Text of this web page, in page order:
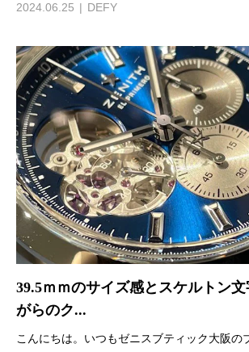
2024.06.25 DEFY
39.5ｍｍのサイズ感とスケルトン
がらのク...
こんにちは。いつもゼニスブティック大阪の